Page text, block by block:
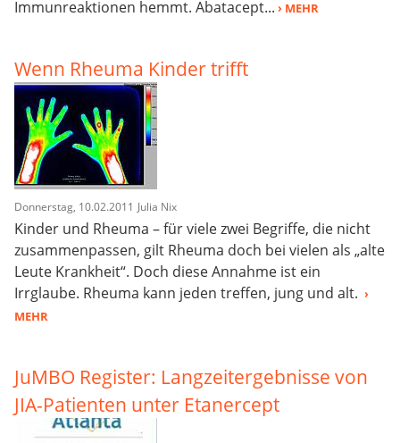
Immunreaktionen hemmt. Abatacept... › MEHR
Wenn Rheuma Kinder trifft
Donnerstag, 10.02.2011 Julia Nix
Kinder und Rheuma – für viele zwei Begriffe, die nicht
zusammenpassen, gilt Rheuma doch bei vielen als „alte
Leute Krankheit“. Doch diese Annahme ist ein
Irrglaube. Rheuma kann jeden treffen, jung und alt. ›
MEHR
JuMBO Register: Langzeitergebnisse von
JIA-Patienten unter Etanercept